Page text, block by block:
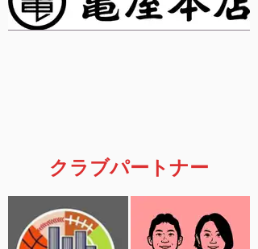
クラブパートナー